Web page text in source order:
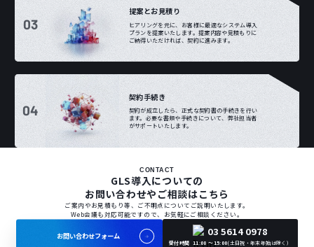
03
提案とお見積り
ヒアリングを元に、お客様に最適なシステム導入
プランを提案いたします。提案内容や見積もりに
ご納得いただければ、契約に進みます。
04
契約手続き
契約が成立したら、正式な契約書の手続きを行い
ます。必要な書類や手続きについて、弊社担当者
がサポートいたします。
CONTACT
GLS導入についての
お問い合わせやご相談はこちら
ご案内やお見積もり等、ご不明点についてご説明いたします。
Web会議も対応可能ですので、お気軽にご相談ください。
お問い合わせフォーム 03 5614 0978
受付時間 11:00 〜15:00(土日祝・年末年始は除く）